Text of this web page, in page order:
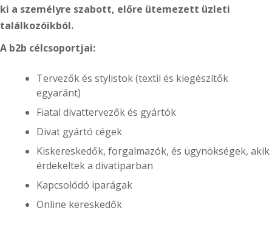
ki a személyre szabott, előre ütemezett üzleti
találkozóikból.
A b2b célcsoportjai:
Tervezők és stylistok (textil és kiegészítők
egyaránt)
Fiatal divattervezők és gyártók
Divat gyártó cégek
Kiskereskedők, forgalmazók, és ügynökségek, akik
érdekeltek a divatiparban
Kapcsolódó iparágak
Online kereskedők